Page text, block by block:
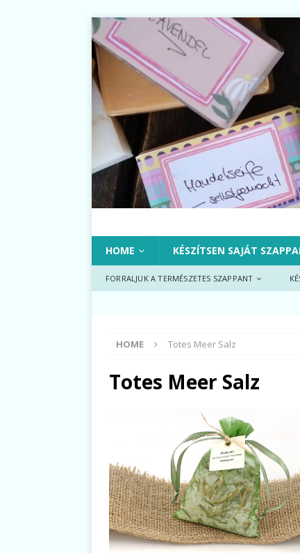
HOME KÉSZÍTSEN SAJÁT
FORRALJUK A TERMÉSZETES SZAPPANT
HOME Totes Meer Salz
Totes Meer Salz